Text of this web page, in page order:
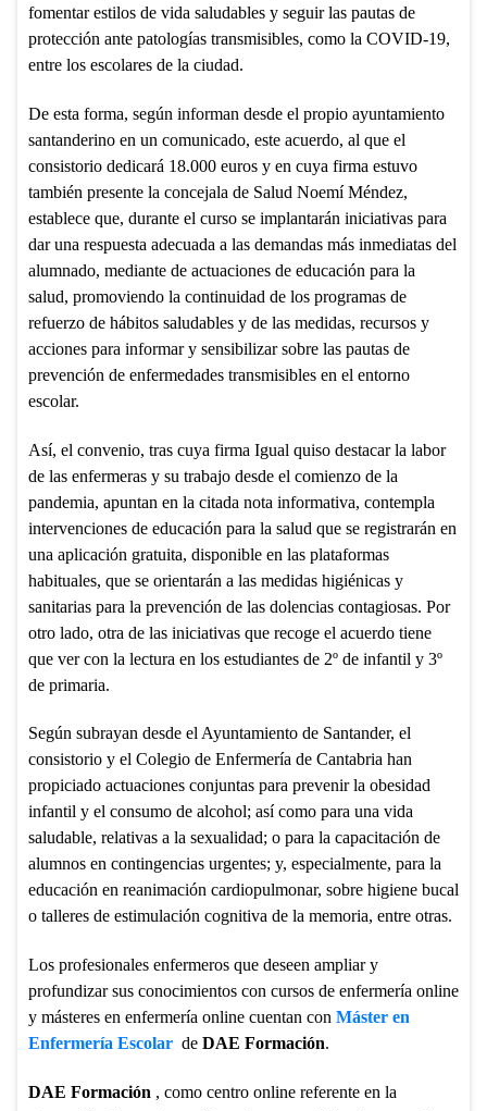
fomentar estilos de vida saludables y seguir las pautas de
protección ante patologías transmisibles, como la COVID-19,
entre los escolares de la ciudad.
De esta forma, según informan desde el propio ayuntamiento
santanderino en un comunicado, este acuerdo, al que el
consistorio dedicará 18.000 euros y en cuya firma estuvo
también presente la concejala de Salud Noemí Méndez,
establece que, durante el curso se implantarán iniciativas para
dar una respuesta adecuada a las demandas más inmediatas del
alumnado, mediante de actuaciones de educación para la
salud, promoviendo la continuidad de los programas de
refuerzo de hábitos saludables y de las medidas, recursos y
acciones para informar y sensibilizar sobre las pautas de
prevención de enfermedades transmisibles en el entorno
escolar.
Así, el convenio, tras cuya firma Igual quiso destacar la labor
de las enfermeras y su trabajo desde el comienzo de la
pandemia, apuntan en la citada nota informativa, contempla
intervenciones de educación para la salud que se registrarán en
una aplicación gratuita, disponible en las plataformas
habituales, que se orientarán a las medidas higiénicas y
sanitarias para la prevención de las dolencias contagiosas. Por
otro lado, otra de las iniciativas que recoge el acuerdo tiene
que ver con la lectura en los estudiantes de 2º de infantil y 3º
de primaria.
Según subrayan desde el Ayuntamiento de Santander, el
consistorio y el Colegio de Enfermería de Cantabria han
propiciado actuaciones conjuntas para prevenir la obesidad
infantil y el consumo de alcohol; así como para una vida
saludable, relativas a la sexualidad; o para la capacitación de
alumnos en contingencias urgentes; y, especialmente, para la
educación en reanimación cardiopulmonar, sobre higiene bucal
o talleres de estimulación cognitiva de la memoria, entre otras.
Los profesionales enfermeros que deseen ampliar y
profundizar sus conocimientos con cursos de enfermería online
y másteres en enfermería online cuentan con Máster en
Enfermería Escolarde DAE Formación.
DAE Formación , como centro online referente en la